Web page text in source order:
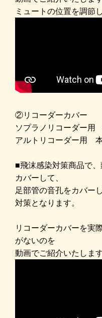
ミュートの位置を調節
②リコーダーカバー
ソプラノリコーダー
アルトリコーダー用
■飛沫感染対策商品で
カバーして、
足部管の音孔をカバー
対策となります。
リコーダーカバーを実
がないのを
動画でご紹介いたしま